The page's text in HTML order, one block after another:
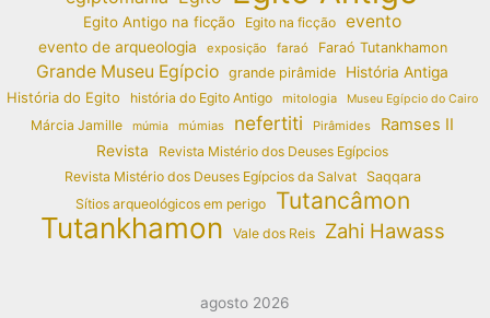
Egito Antigo na ficção Egito na ficção evento
evento de arqueologia exposição faraó Faraó Tutankhamon
Grande Museu Egípcio grande pirâmide
História Antiga
História do Egito
história do Egito Antigo mitologia Museu Egípcio do Cairo
Márcia Jamille múmia múmias nefertiti Pirâmides Ramses II
Revista
Revista Mistério dos Deuses Egípcios
Revista Mistério dos Deuses Egípcios da Salvat
Saqqara
Sítios arqueológicos em perigo
Tutancâmon
Tutankhamon Vale dos Reis Zahi Hawass
agosto 2026